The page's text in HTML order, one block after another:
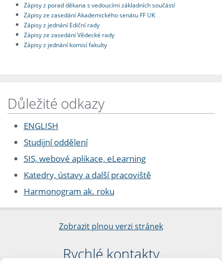
Zápisy z porad děkana s vedoucími základních součástí
Zápisy ze zasedání Akademického senátu FF UK
Zápisy z jednání Ediční rady
Zápisy ze zasedání Vědecké rady
Zápisy z jednání komisí fakulty
Důležité odkazy
ENGLISH
Studijní oddělení
SIS, webové aplikace, eLearning
Katedry, ústavy a další pracoviště
Harmonogram ak. roku
Zobrazit plnou verzi stránek
Rychlé kontakty